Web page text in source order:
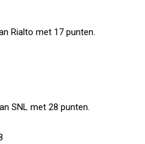
Rialto met 17 punten.
SNL met 28 punten.